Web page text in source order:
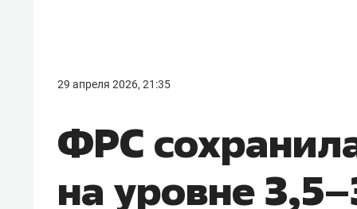
29 апреля 2026, 21:35
ФРС
на уровне
правил, бизнес может
потерять минимум